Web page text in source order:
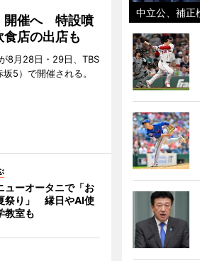
開催へ 特設噴
店の出店も
8月28日・29日、TBS
5）で開催される。
ューオータニで「お
祭り」 縁日やAI使
教室も
中立公、補正